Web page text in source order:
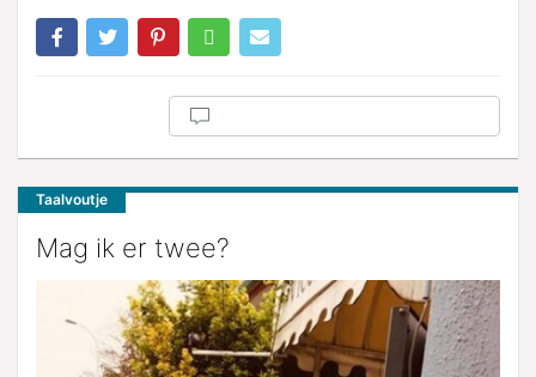
Taalvoutje
Mag ik er twee?